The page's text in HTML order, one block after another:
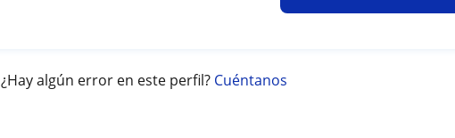
¿Hay algún error en este perfil? Cuéntanos